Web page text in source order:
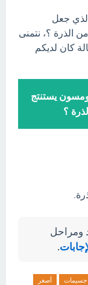
جعل
الذرة ؟، نتمنى
كان لديكم
يستنتج
؟
ومراحل
.
جسيمات
أصغر